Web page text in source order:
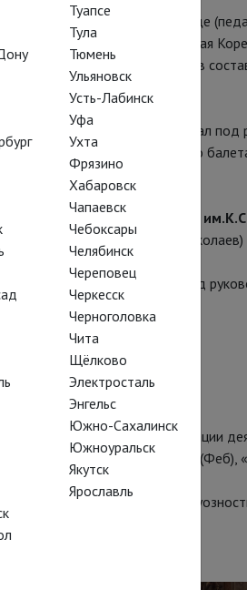
хореографическое училище
Ballet
(Сеул, Республика Южная
Нефф). Гастролировал в
(Швейцария), где репетировал под
в составе Цюрихского
музыкального театра им.К.С
репетитор Аркадий Николаев)
театра. Репетирует под
в Сеуле (Южная Корея).
танца в Сеуле.
«Звезда»); приз ассоциации
в балетах «Эсмеральда» (Феб),
в номинации «Мистер
Dance Open.
Туапсе
Тула
Тюмень
Ульяновск
Усть-Лабинск
Уфа
Ухта
Фрязино
Хабаровск
Чапаевск
Чебоксары
Челябинск
Череповец
Черкесск
Черноголовка
Чита
Щёлково
Электросталь
Энгельс
Южно-Сахалинск
Южноуральск
Якутск
Ярославль